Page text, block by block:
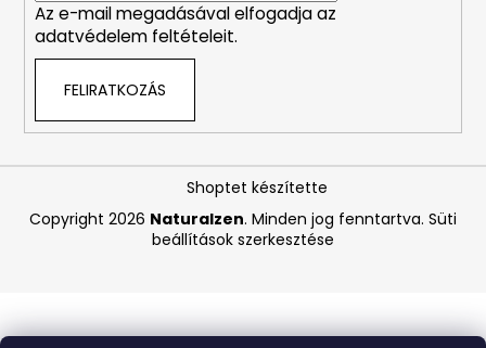
A
á
u
k
Az e-mail megadásával elfogadja az
adatvédelem feltételeit.
FELIRATKOZÁS
Shoptet készítette
Copyright 2026 Naturalzen. Minden jog fenntartva. Süti
beállítások szerkesztése